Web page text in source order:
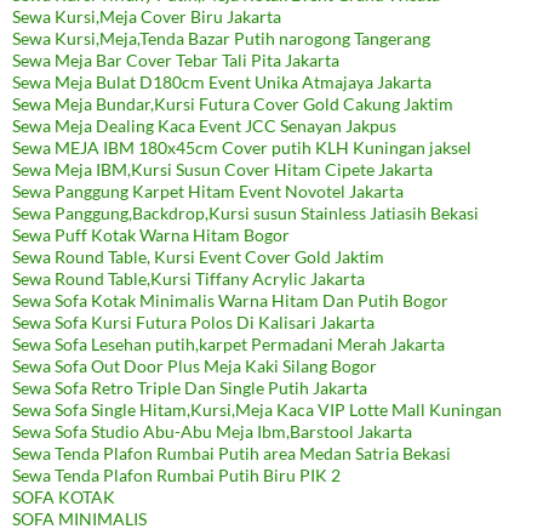
Sewa Kursi,Meja Cover Biru Jakarta
Sewa Kursi,Meja,Tenda Bazar Putih narogong Tangerang
Sewa Meja Bar Cover Tebar Tali Pita Jakarta
Sewa Meja Bulat D180cm Event Unika Atmajaya Jakarta
Sewa Meja Bundar,Kursi Futura Cover Gold Cakung Jaktim
Sewa Meja Dealing Kaca Event JCC Senayan Jakpus
Sewa MEJA IBM 180x45cm Cover putih KLH Kuningan jaksel
Sewa Meja IBM,Kursi Susun Cover Hitam Cipete Jakarta
Sewa Panggung Karpet Hitam Event Novotel Jakarta
Sewa Panggung,Backdrop,Kursi susun Stainless Jatiasih Bekasi
Sewa Puff Kotak Warna Hitam Bogor
Sewa Round Table, Kursi Event Cover Gold Jaktim
Sewa Round Table,Kursi Tiffany Acrylic Jakarta
Sewa Sofa Kotak Minimalis Warna Hitam Dan Putih Bogor
Sewa Sofa Kursi Futura Polos Di Kalisari Jakarta
Sewa Sofa Lesehan putih,karpet Permadani Merah Jakarta
Sewa Sofa Out Door Plus Meja Kaki Silang Bogor
Sewa Sofa Retro Triple Dan Single Putih Jakarta
Sewa Sofa Single Hitam,Kursi,Meja Kaca VIP Lotte Mall Kuningan
Sewa Sofa Studio Abu-Abu Meja Ibm,Barstool Jakarta
Sewa Tenda Plafon Rumbai Putih area Medan Satria Bekasi
Sewa Tenda Plafon Rumbai Putih Biru PIK 2
SOFA KOTAK
SOFA MINIMALIS